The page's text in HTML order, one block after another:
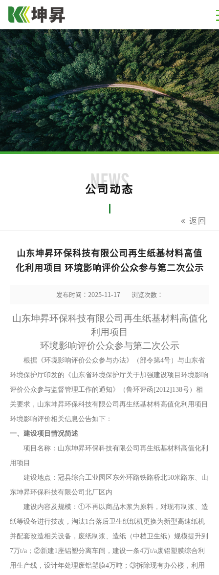
NEWS
公司动态
返回
山东坤昇环保科技有限公司再生纸基材料高值
化利用项目 环境影响评价公众参与第二次公示
发布时间：2025-11-17 浏览次数：
山东坤昇环保科技有限公司再生纸基材料高值化
利用项目
环境影响评价公众参与第二次公示
根据《环境影响评价公众参与办法》（部令第4号）与山东省
环境保护厅印发的《山东省环境保护厅关于加强建设项目环境影响
评价公众参与监督管理工作的通知》（鲁环评函 [2012]138号）相
关要求， 山东坤昇环保科技有限公司再生纸基材料高值化利用项目
环境影响评价相关信息公告如下：
一、建设项目情况简述
项目名称： 山东坤昇环保科技有限公司再生纸基材料高值化利
用项目
建设地点： 冠县综合工业园区东外环路铁路桥北50米路东、 山
东坤昇环保科技有限公司北厂区内
建设内容及规模： ①不再以商品木浆为原料 ，对现有制浆 、造
纸等设备进行技改，淘汰1台落后卫生纸纸机更换为新型高速纸机
并配套改造相关设备 ， 废纸制浆、 造纸（中档卫生纸）规模提升到
7万t/a；②新建1座铝塑分离车间， 建设一条4万t/a废铝塑膜综合利
用生产线 ，设计年处理废铝塑膜4万吨 ； ③拆除现有办公楼，利用